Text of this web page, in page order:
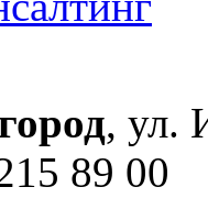
, ул.
89 00